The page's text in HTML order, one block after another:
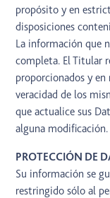
propósito y en
disposiciones
La información que
completa. El Titular
proporcionados y en
veracidad de los
que actualice sus
alguna modificación.
PROTECCIÓN DE
Su información se
restringido sólo al